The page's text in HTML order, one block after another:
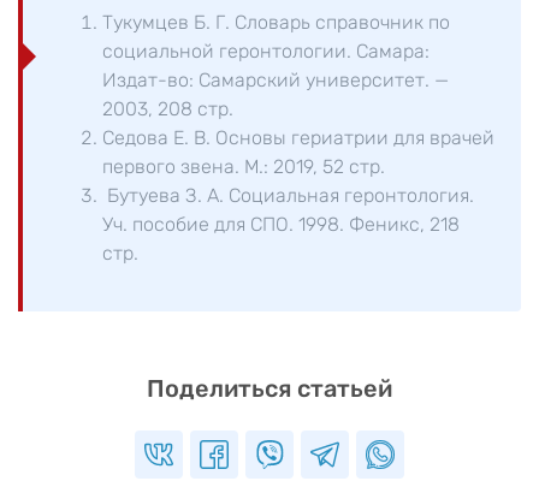
Тукумцев Б. Г. Словарь справочник по
социальной геронтологии. Самара:
Издат-во: Самарский университет. —
2003, 208 стр.
Седова Е. В. Основы гериатрии для врачей
первого звена. М.: 2019, 52 стр.
Бутуева З. А. Социальная геронтология.
Уч. пособие для СПО. 1998. Феникс, 218
стр.
Поделиться статьей